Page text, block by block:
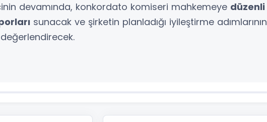
devamında, konkordato komiseri mahkemeye düzenli
sunacak ve şirketin planladığı iyileştirme adımlarının